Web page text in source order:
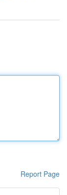
Report Page